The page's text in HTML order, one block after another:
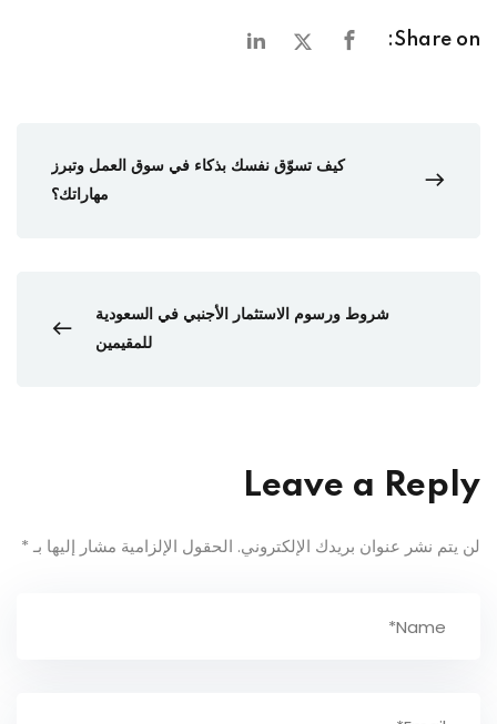
Share on:
كيف تسوّق نفسك بذكاء في سوق العمل وتبرز
مهاراتك؟
شروط ورسوم الاستثمار الأجنبي في السعودية
للمقيمين
Leave a Reply
لن يتم نشر عنوان بريدك الإلكتروني. الحقول الإلزامية مشار إليها بـ *